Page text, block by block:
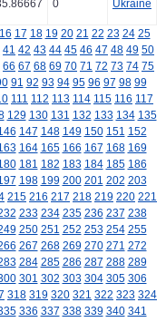
0 Ukraine
16 17 18 19 20 21 22 23 24 25
41 42 43 44 45 46 47 48 49 50
66 67 68 69 70 71 72 73 74 75
91 92 93 94 95 96 97 98 99
111 112 113 114 115 116 117
129 130 131 132 133 134 135
147 148 149 150 151 152
164 165 166 167 168 169
181 182 183 184 185 186
198 199 200 201 202 203
215 216 217 218 219 220 221
233 234 235 236 237 238
250 251 252 253 254 255
267 268 269 270 271 272
284 285 286 287 288 289
301 302 303 304 305 306
318 319 320 321 322 323 324
336 337 338 339 340 341